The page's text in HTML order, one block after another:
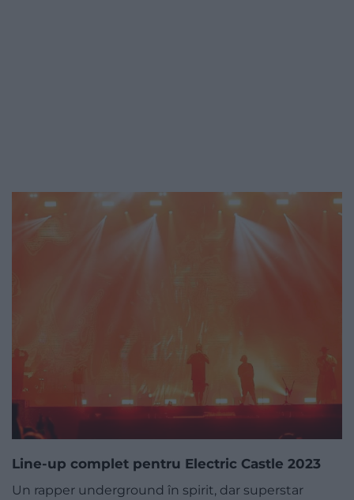
Line-up complet pentru Electric Castle 2023
Un rapper underground în spirit, dar superstar